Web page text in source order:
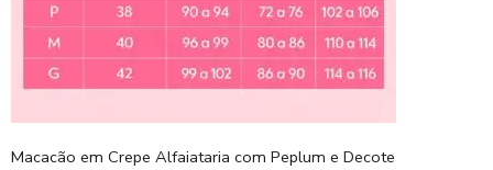
Macacão em Crepe Alfaiataria com Peplum e Decote